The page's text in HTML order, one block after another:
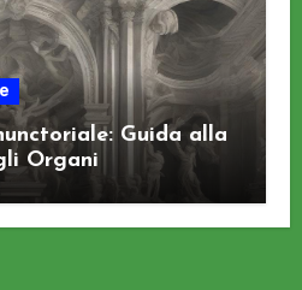
Guida alla
Organi